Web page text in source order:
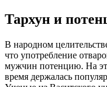
Тархун и
В народном
что употребление
мужчин потенцию. На
время держалась